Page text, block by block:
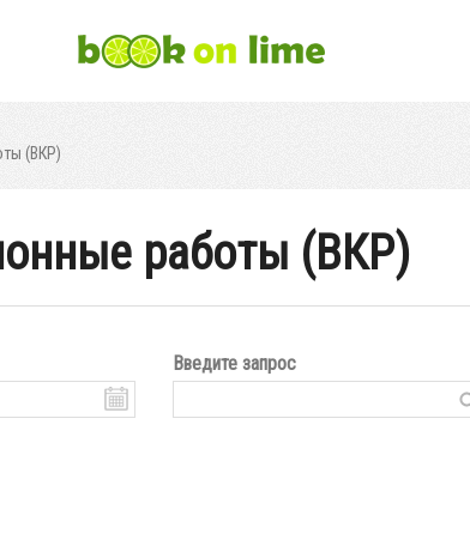
(ВКР)
работы (ВКР)
Введите запрос